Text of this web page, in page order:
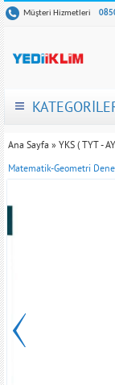
Müşteri Hizmetleri
Ana Sayfa » YKS ( TYT -
Matematik-Geometri